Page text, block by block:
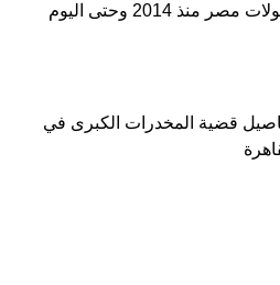
مصر منذ 2014 وحتى اليوم
قضية المخدرات الكبرى في